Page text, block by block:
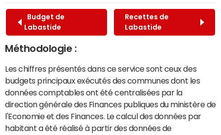
Budget de
Labastide
Recettes de
Labastide
Méthodologie :
Les chiffres présentés dans ce service sont ceux des
budgets principaux exécutés des communes dont les
données comptables ont été centralisées par la
direction générale des Finances publiques du ministère de
l'Economie et des Finances. Le calcul des données par
habitant a été réalisé à partir des données de